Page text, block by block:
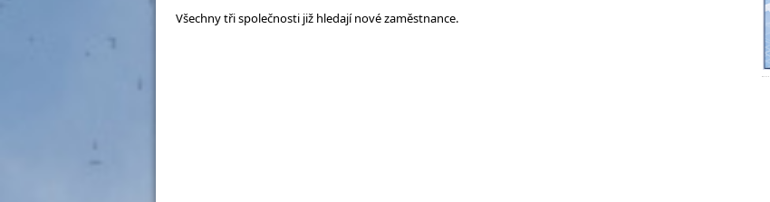
Všechny tři společnosti již hledají nové zaměstnance.